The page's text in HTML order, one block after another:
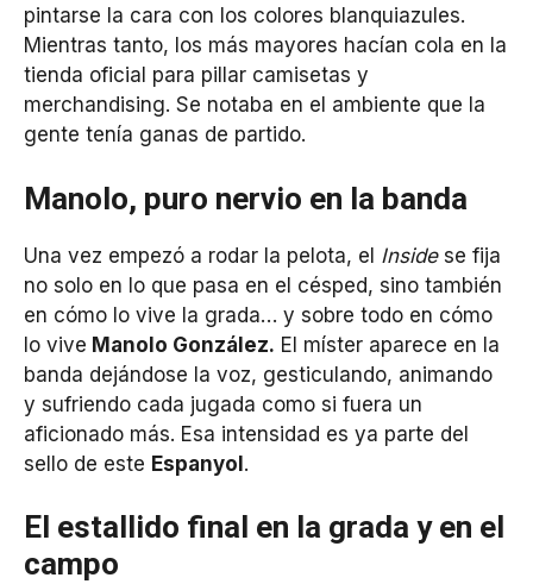
pintarse la cara con los colores blanquiazules.
Mientras tanto, los más mayores hacían cola en la
tienda oficial para pillar camisetas y
merchandising. Se notaba en el ambiente que la
gente tenía ganas de partido.
Manolo, puro nervio en la banda
Una vez empezó a rodar la pelota, el Insidese fija
no solo en lo que pasa en el césped, sino también
en cómo lo vive la grada… y sobre todo en cómo
lo vive Manolo González. El míster aparece en la
banda dejándose la voz, gesticulando, animando
y sufriendo cada jugada como si fuera un
aficionado más. Esa intensidad es ya parte del
sello de este Espanyol.
El estallido final en la grada y en el
campo